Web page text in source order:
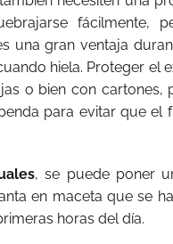
fácilmente,
una gran ventaja
hiela. Proteger el
o bien con cartones,
para evitar que el
, se puede poner
en maceta que se
horas del día.